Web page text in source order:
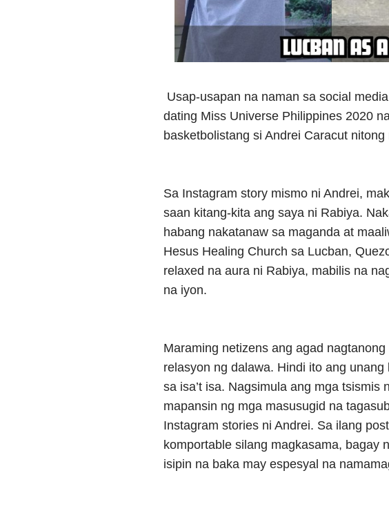
Usap-usapan na naman sa social
dating Miss Universe Philippines 2020
basketbolistang si Andrei Caracut
Sa Instagram story mismo ni Andrei,
saan kitang-kita ang saya ni Rabiya.
habang nakatanaw sa maganda at
Hesus Healing Church sa Lucban,
relaxed na aura ni Rabiya, mabilis na
na iyon.
Maraming netizens ang agad
relasyon ng dalawa. Hindi ito ang
sa isa’t isa. Nagsimula ang mga tsismis
mapansin ng mga masusugid na
Instagram stories ni Andrei. Sa ilang
komportable silang magkasama, bagay
isipin na baka may espesyal na